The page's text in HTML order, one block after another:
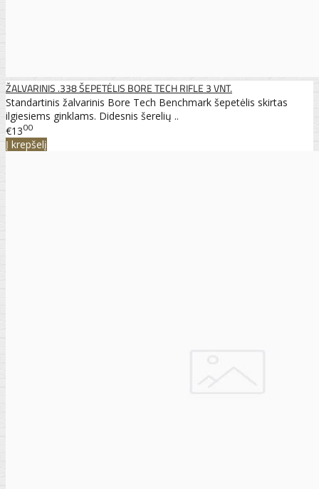
ŽALVARINIS .338 ŠEPETĖLIS BORE TECH RIFLE 3 VNT.
Standartinis žalvarinis Bore Tech Benchmark šepetėlis skirtas
ilgiesiems ginklams. Didesnis šerelių ..
€1300
Į krepšelį